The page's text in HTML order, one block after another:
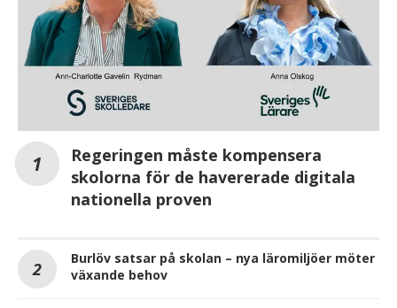
Regeringen måste kompensera
skolorna för de havererade digitala
nationella proven
Burlöv satsar på skolan – ­nya läromiljöer möter
växande behov